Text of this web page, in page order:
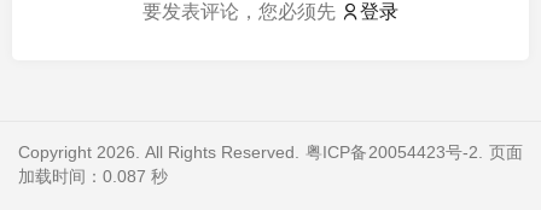
要发表评论，您必须先 登录
Copyright 2026. All Rights Reserved. 粤ICP备20054423号-2 . 页面
加载时间：0.087 秒